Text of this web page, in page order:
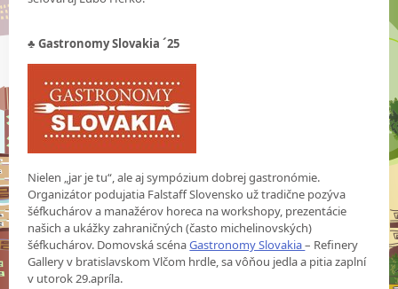
♣Gastronomy Slovakia ´25
Nielen „jar je tu“, ale aj sympózium dobrej gastronómie.
Organizátor podujatia Falstaff Slovensko už tradične pozýva
šéfkuchárov a manažérov horeca na workshopy, prezentácie
našich a ukážky zahraničných (často michelinovských)
šéfkuchárov. Domovská scénaGastronomy Slovakia– Refinery
Gallery v bratislavskom Vlčom hrdle, sa vôňou jedla a pitia zaplní
v utorok 29.apríla.